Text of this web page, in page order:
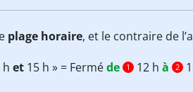
plage horaire, et le contraire de
h et 15 h » = Ferméde 1 12 h à 2